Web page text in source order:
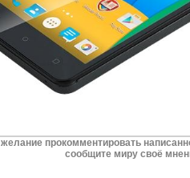
прокомментировать
сообщите миру своё